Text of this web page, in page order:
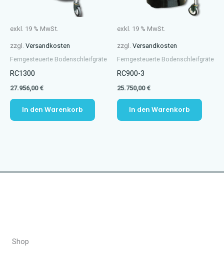
exkl. 19 % MwSt.
zzgl. Versandkosten
Ferngesteuerte Bodenschleifgräte
RC1300
27.956,00€
In den Warenkorb
exkl. 19 % MwSt.
zzgl. Versandkosten
Ferngesteuerte Bodenschleifgräte
RC900-3
25.750,00€
In den Warenkorb
Shop